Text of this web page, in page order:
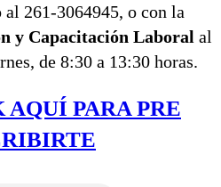
al 261-3064945, o con la
y Capacitación Laboral al
de 8:30 a 13:30 horas.
PARA PRE